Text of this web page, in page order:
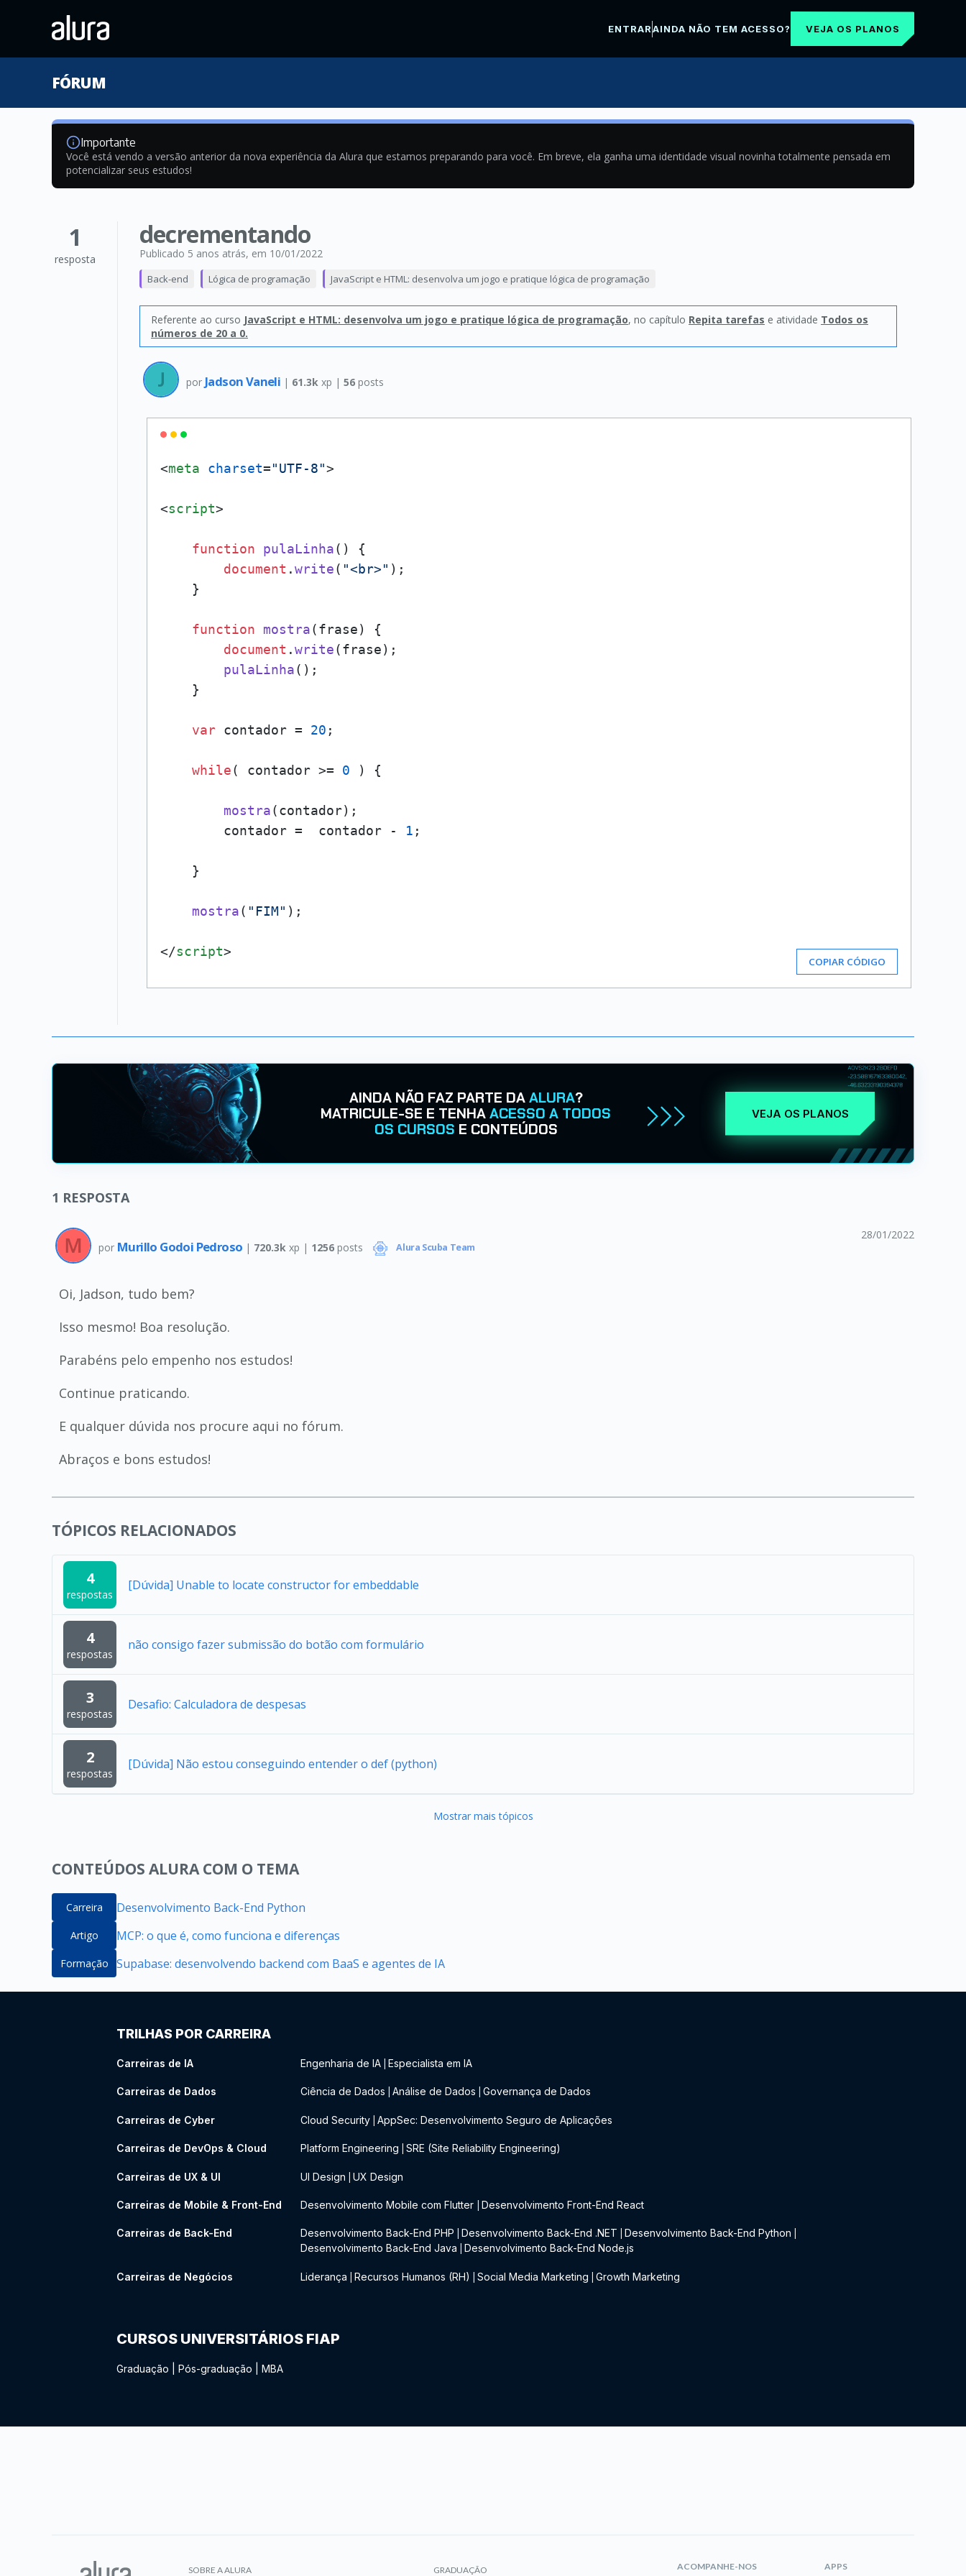
ENTRARAINDA NÃO TEM ACESSO? VEJA OS PLANOS
FÓRUM
Importante
Você está vendo a versão anterior da nova experiência da Alura que estamos preparando para você. Em breve, ela ganha uma identidade visual novinha totalmente pensada em
potencializar seus estudos!
1
resposta
decrementando
Publicado 5 anos atrás, em 10/01/2022
Back-end Lógica de programação JavaScript e HTML: desenvolva um jogo e pratique lógica de programação
Referente ao curso JavaScript e HTML: desenvolva um jogo e pratique lógica de programação, no capítulo Repita tarefas e atividade Todos os
números de 20 a 0.
por Jadson Vaneli | 61.3k xp | 56posts
<meta charset="UTF-8">
<script>
function pulaLinha( ) {
document .write( "<br>" );
    }
function mostra(frase) {
document .write(frase);
pulaLinha();
    }
var contador = 20 ;
while( contador >= 0 ) {
mostra(contador);
        contador =  contador -
1 ;
    }
mostra( "FIM" );
</script>
COPIAR CÓDIGO
AINDA NÃO FAZ PARTE DAALURA?
MATRICULE-SE E TENHAACESSO A TODOS
OS CURSOS E CONTEÚDOS
VEJA OS PLANOS
1 RESPOSTA
por Murillo Godoi Pedroso | 720.3k xp | 1256posts Alura Scuba Team
28/01/2022
Oi, Jadson, tudo bem?
Isso mesmo! Boa resolução.
Parabéns pelo empenho nos estudos!
Continue praticando.
E qualquer dúvida nos procure aqui no fórum.
Abraços e bons estudos!
TÓPICOS RELACIONADOS
4
respostas
[Dúvida] Unable to locate constructor for embeddable
4
respostas
não consigo fazer submissão do botão com formulário
3
respostas
Desafio: Calculadora de despesas
2
respostas
[Dúvida] Não estou conseguindo entender o def (python)
Mostrar mais tópicos
CONTEÚDOS ALURA COM O TEMA
Carreira Desenvolvimento Back-End Python
Artigo MCP: o que é, como funciona e diferenças
Formação Supabase: desenvolvendo backend com BaaS e agentes de IA
TRILHAS POR CARREIRA
Carreiras de IA Engenharia de IA Especialista em IA
Carreiras de Dados Ciência de Dados Análise de Dados Governança de Dados
Carreiras de Cyber Cloud Security AppSec: Desenvolvimento Seguro de Aplicações
Carreiras de DevOps & Cloud Platform Engineering SRE (Site Reliability Engineering)
Carreiras de UX & UI UI Design UX Design
Carreiras de Mobile & Front-End Desenvolvimento Mobile com Flutter Desenvolvimento Front-End React
Carreiras de Back-End Desenvolvimento Back-End PHP Desenvolvimento Back-End .NET Desenvolvimento Back-End Python
Desenvolvimento Back-End Java Desenvolvimento Back-End Node.js
Carreiras de Negócios Liderança Recursos Humanos (RH) Social Media Marketing Growth Marketing
CURSOS UNIVERSITÁRIOS FIAP
Graduação Pós-graduação MBA
SOBRE A ALURA GRADUAÇÃO ACOMPANHE-NOS APPS